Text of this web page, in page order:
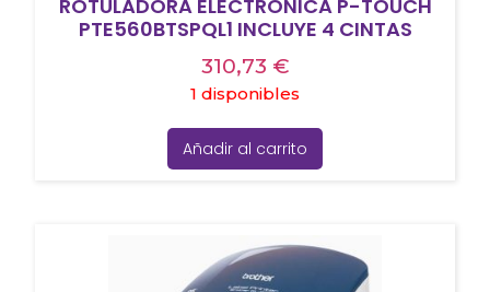
ROTULADORA ELECTRÓNICA P-TOUCH
PTE560BTSPQL1 INCLUYE 4 CINTAS
310,73 €
1 disponibles
Añadir al carrito